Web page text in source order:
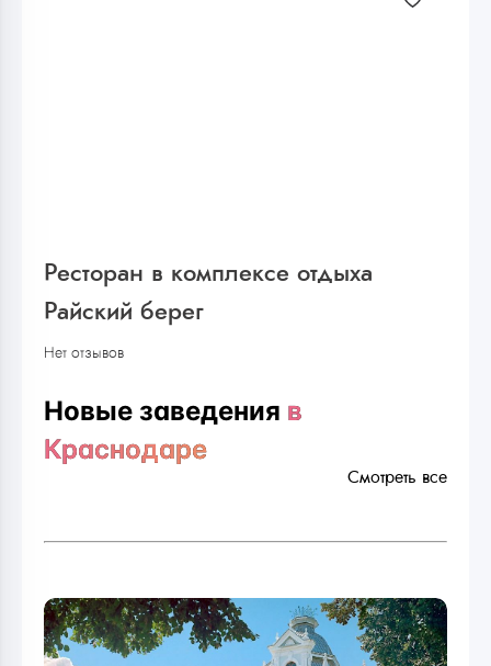
Ресторан в комплексе отдыха
Райский берег
Нет отзывов
Новые заведения в
Краснодаре
Смотреть все